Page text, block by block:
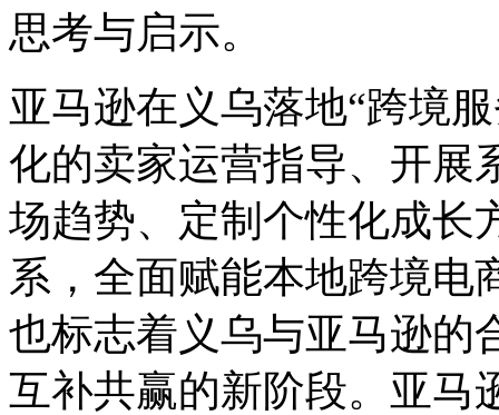
思考与启示。
亚马逊在义乌落地“跨境
化的卖家运营指导、开展
场趋势、定制个性化成长
系，全面赋能本地跨境电
也标志着义乌与亚马逊的
互补共赢的新阶段。亚马